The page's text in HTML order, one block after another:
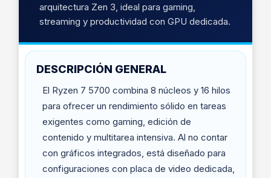
arquitectura Zen 3, ideal para gaming,
streaming y productividad con GPU dedicada.
DESCRIPCIÓN GENERAL
El Ryzen 7 5700 combina 8 núcleos y 16 hilos
para ofrecer un rendimiento sólido en tareas
exigentes como gaming, edición de
contenido y multitarea intensiva. Al no contar
con gráficos integrados, está diseñado para
configuraciones con placa de video dedicada,